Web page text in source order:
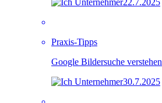
22.7.2025
Praxis-Tipps
Google Bildersuche verstehen
30.7.2025